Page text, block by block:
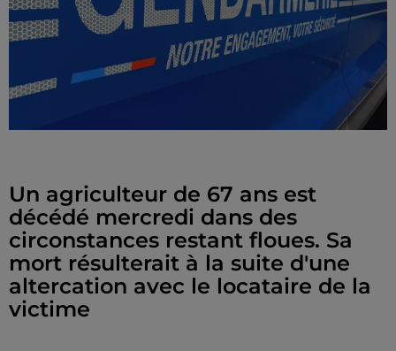
Un agriculteur de 67 ans est
décédé mercredi dans des
circonstances restant floues. Sa
mort résulterait à la suite d'une
altercation avec le locataire de la
victime